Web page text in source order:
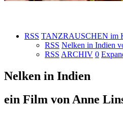
RSS TANZRAUSCHEN im
RSS Nelken in Indien
RSS ARCHIV 0
Nelken in Indien
ein Film von Anne